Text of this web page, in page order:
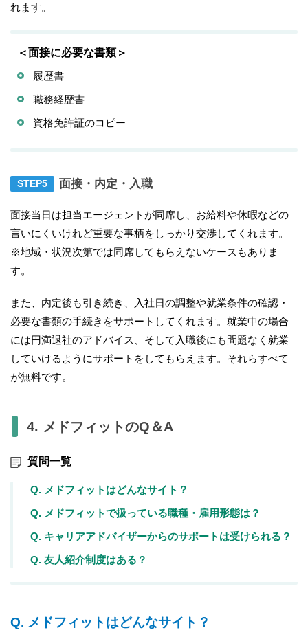
れます。
＜面接に必要な書類＞
履歴書
職務経歴書
資格免許証のコピー
面接・内定・入職
面接当日は担当エージェントが同席し、お給料や休暇などの
言いにくいけれど重要な事柄をしっかり交渉してくれます。
※地域・状況次第では同席してもらえないケースもありま
す。
また、内定後も引き続き、入社日の調整や就業条件の確認・
必要な書類の手続きをサポートしてくれます。就業中の場合
には円満退社のアドバイス、そして入職後にも問題なく就業
していけるようにサポートをしてもらえます。それらすべて
が無料です。
4. メドフィットのQ＆A
質問一覧
Q. メドフィットはどんなサイト？
Q. メドフィットで扱っている職種・雇用形態は？
Q. キャリアアドバイザーからのサポートは受けられる？
Q. 友人紹介制度はある？
Q. メドフィットはどんなサイト？